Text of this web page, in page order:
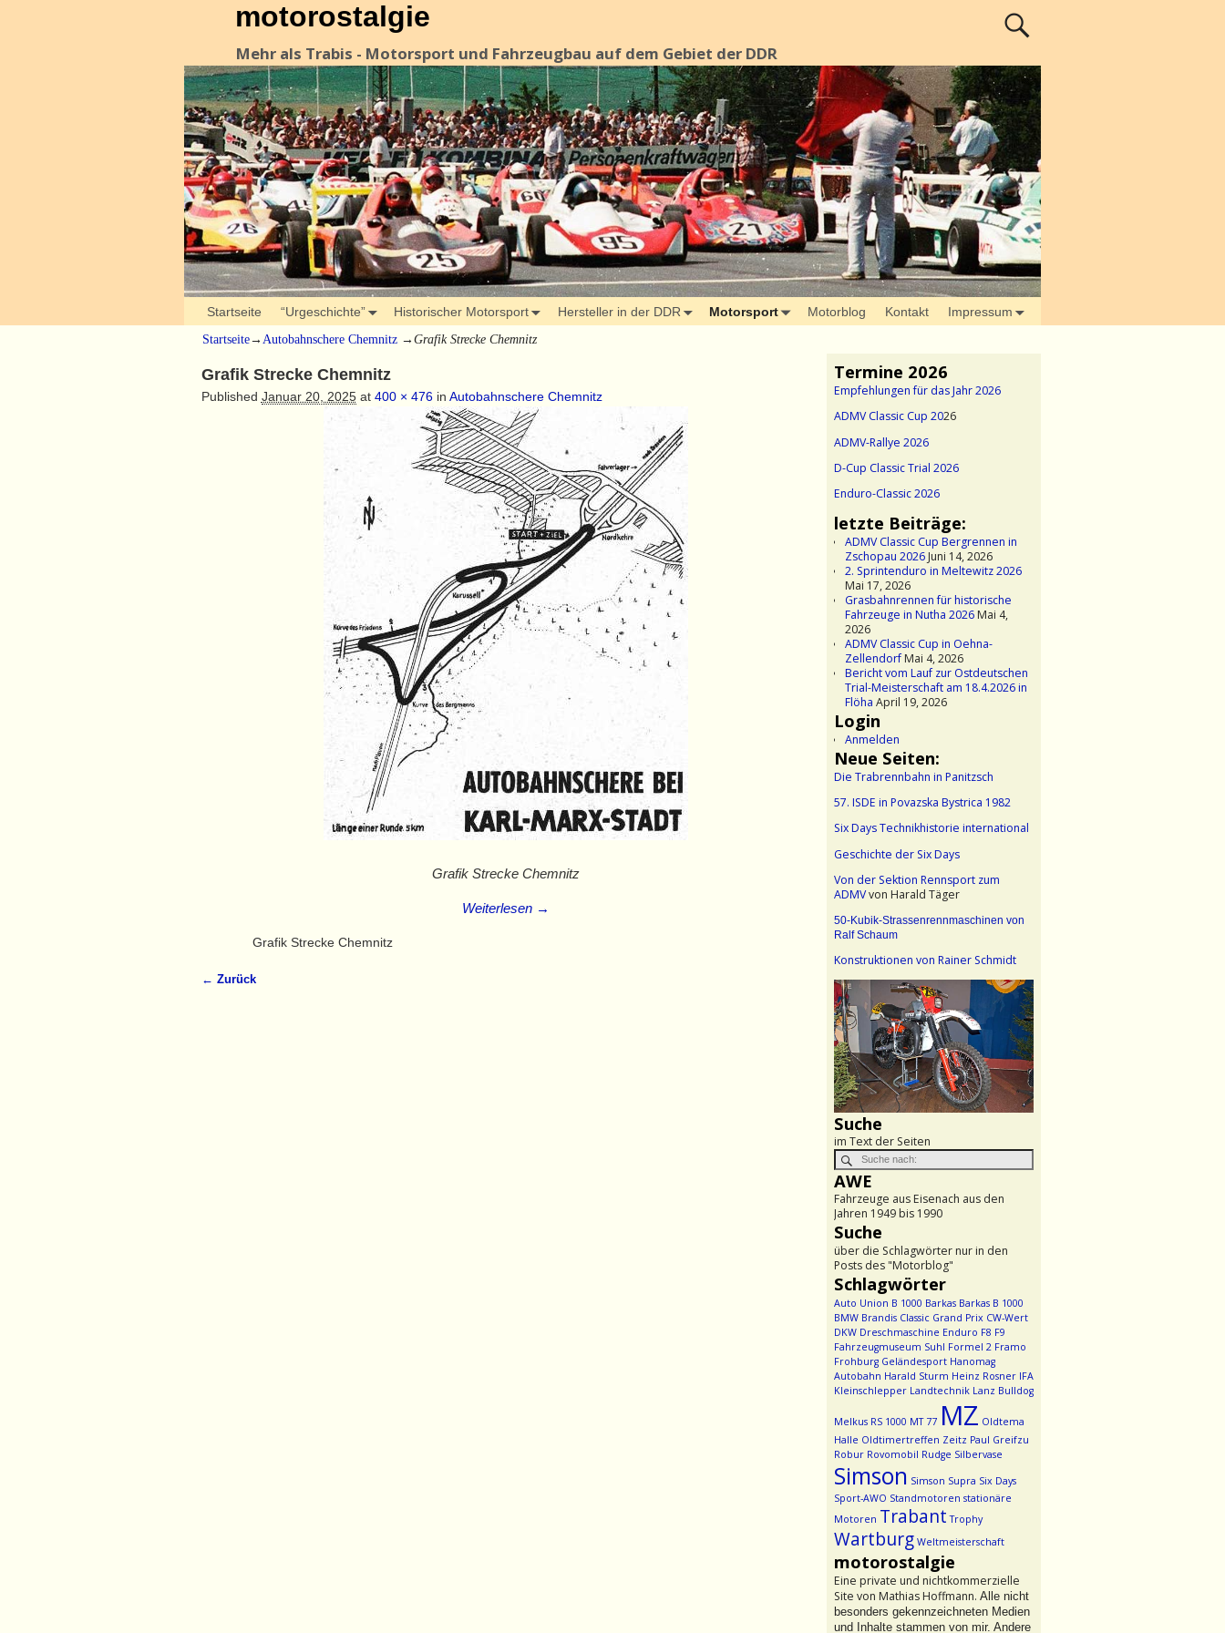
motorostalgie
Mehr als Trabis - Motorsport und Fahrzeugbau auf dem Gebiet der DDR
Startseite “Urgeschichte” Historischer Motorsport Hersteller in der DDR Motorsport Motorblog Kontakt Impressum
Startseite→ Autobahnschere Chemnitz → Grafik Strecke Chemnitz
Grafik Strecke Chemnitz
Published Januar 20, 2025at 400 × 476in Autobahnschere Chemnitz
Grafik Strecke Chemnitz
Weiterlesen →
Grafik Strecke Chemnitz
← Zurück
Termine 2026
Empfehlungen für das Jahr 2026
ADMV Classic Cup 2026
ADMV-Rallye 2026
D-Cup Classic Trial 2026
Enduro-Classic 2026
letzte Beiträge:
ADMV Classic Cup Bergrennen in
Zschopau 2026Juni 14, 2026
2. Sprintenduro in Meltewitz 2026
Mai 17, 2026
Grasbahnrennen für historische
Fahrzeuge in Nutha 2026Mai 4,
2026
ADMV Classic Cup in Oehna-
ZellendorfMai 4, 2026
Bericht vom Lauf zur Ostdeutschen
Trial-Meisterschaft am 18.4.2026 in
Flöha April 19, 2026
Login
Anmelden
Neue Seiten:
Die Trabrennbahn in Panitzsch
57. ISDE in Povazska Bystrica 1982
Six Days Technikhistorie international
Geschichte der Six Days
Von der Sektion Rennsport zum
ADMVvon Harald Täger
50-Kubik-Strassenrennmaschinen von
Ralf Schaum
Konstruktionen von Rainer Schmidt
Suche
im Text der Seiten
AWE
Fahrzeuge aus Eisenach aus den
Jahren 1949 bis 1990
Suche
über die Schlagwörter nur in den
Posts des "Motorblog"
Schlagwörter
Auto Union B 1000 Barkas Barkas B 1000
BMW Brandis Classic Grand Prix CW-Wert
DKW Dreschmaschine Enduro F8 F9
Fahrzeugmuseum Suhl Formel 2 Framo
Frohburg Geländesport Hanomag
Autobahn Harald Sturm Heinz Rosner IFA
Kleinschlepper Landtechnik Lanz Bulldog
Melkus RS 1000 MT 77 MZ Oldtema
Halle Oldtimertreffen Zeitz Paul Greifzu
Robur Rovomobil Rudge Silbervase
Simson Simson Supra Six Days
Sport-AWO Standmotoren stationäre
Motoren Trabant Trophy
Wartburg Weltmeisterschaft
motorostalgie
Eine private und nichtkommerzielle
Site von Mathias Hoffmann. Alle nicht
besonders gekennzeichneten Medien
und Inhalte stammen von mir. Andere